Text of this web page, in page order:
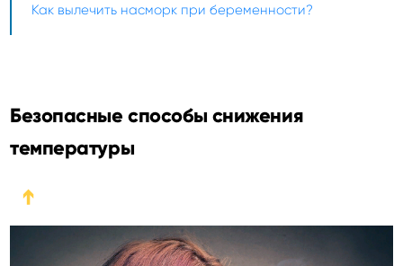
Как вылечить насморк при беременности?
Безопасные способы снижения
температуры
➔